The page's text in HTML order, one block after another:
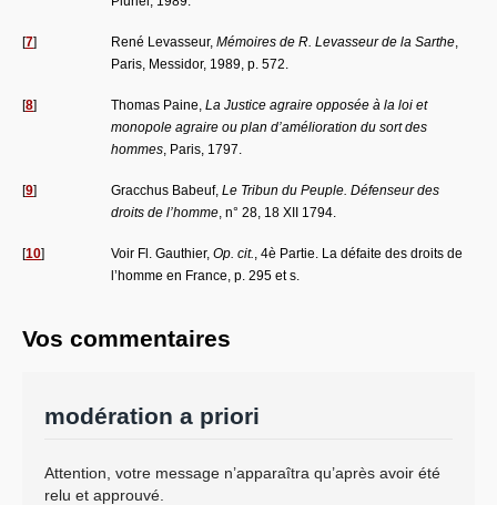
[7] René Levasseur, Mémoires de R. Levasseur de la Sarthe
Paris, Messidor, 1989, p. 572.
[8] Thomas Paine, La Justice agraire opposée à la loi et
monopole agraire ou plan d’amélioration du sort des
hommes , Paris, 1797.
[9] Gracchus Babeuf, Le Tribun du Peuple. Défenseur des
droits de l’homme , n° 28, 18 XII 1794.
[10] Voir Fl. Gauthier, Op. cit. , 4è Partie. La défaite des droits de
l’homme en France, p. 295 et s.
Vos commentaires
modération a priori
Attention, votre message n’apparaîtra qu’après avoir été
relu et approuvé.